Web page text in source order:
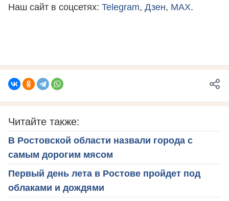
Наш сайт в соцсетях: Telegram, Дзен, MAX.
Читайте также:
В Ростовской области назвали города с
самым дорогим мясом
Первый день лета в Ростове пройдет под
облаками и дождями